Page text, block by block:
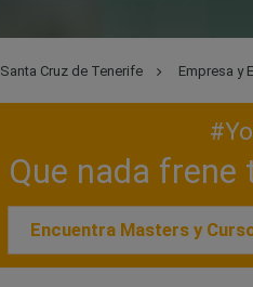
Santa Cruz de Tenerife Empresa y
Que nada frene
Encuentra Masters y